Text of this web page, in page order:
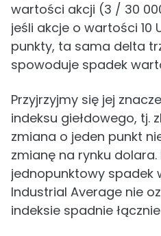
wartości akcji (3 / 30
jeśli akcje o wartości 10
punkty, ta sama delta
spowoduje spadek
Przyjrzyjmy się jej
indeksu giełdowego, tj.
zmiana o jeden punkt
zmianę na rynku dolara.
jednopunktowy spadek
Industrial Average nie
indeksie spadnie